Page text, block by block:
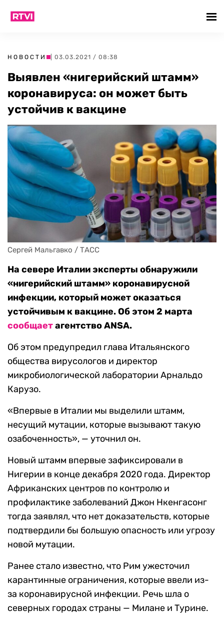
НОВОСТИ | 03.03.2021 / 08:38
Выявлен «нигерийский штамм»
коронавируса: он может быть
устойчив к вакцине
Сергей Мальгавко / ТАСС
На севере Италии эксперты обнаружили
«нигерийский штамм» коронавирусной
инфекции, который может оказаться
устойчивым к вакцине. Об этом 2 марта
сообщаетагентство ANSA.
Об этом предупредил глава Итальянского
общества вирусологов и директор
микробиологической лаборатории Арнальдо
Карузо.
«Впервые в Италии мы выделили штамм,
несущий мутации, которые вызывают такую
озабоченность», — уточнил он.
Новый штамм впервые зафиксировали в
Нигерии в конце декабря 2020 года. Директор
Африканских центров по контролю и
профилактике заболеваний Джон Нкенгасонг
тогда заявлял, что нет доказательств, которые
подтвердили бы большую опасность или угрозу
новой мутации.
Ранее стало известно, что Рим ужесточил
карантинные ограничения, которые ввели из-
за коронавирусной инфекции. Речь шла о
северных городах страны — Милане и Турине.